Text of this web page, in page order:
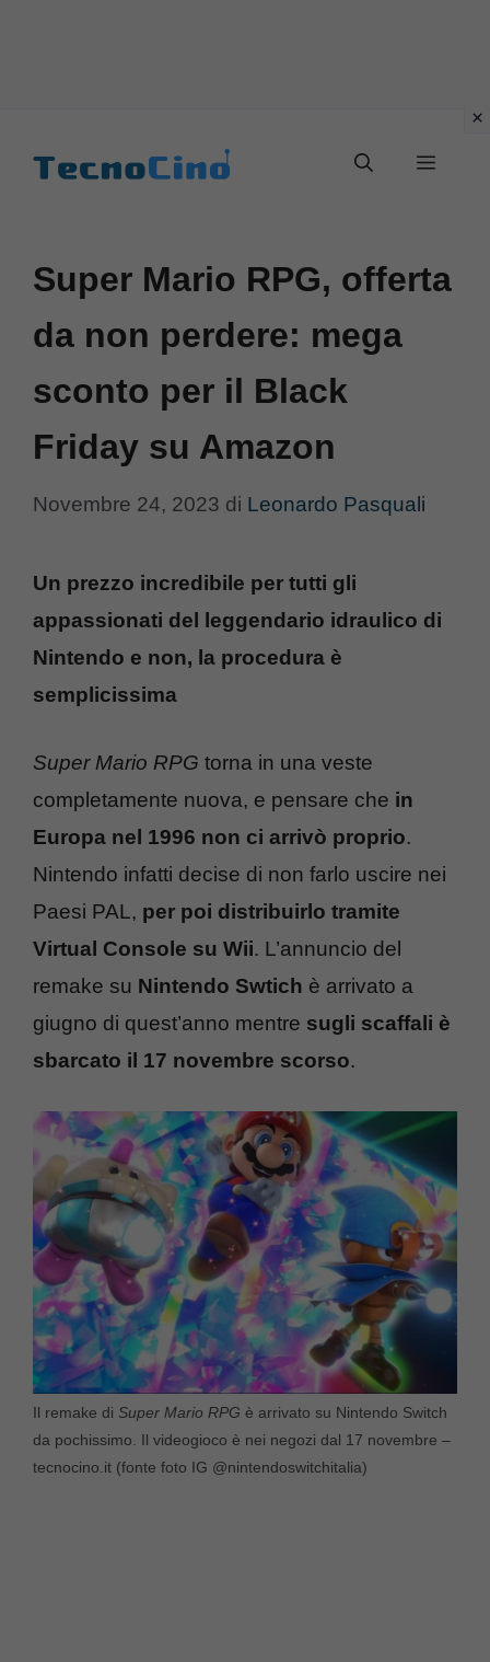
Menu
Super Mario RPG, offerta
da non perdere: mega
sconto per il Black
Friday su Amazon
Novembre 24, 2023 di Leonardo Pasquali
Un prezzo incredibile per tutti gli
appassionati del leggendario idraulico di
Nintendo e non, la procedura è
semplicissima
Super Mario RPG torna in una veste
completamente nuova, e pensare che in
Europa nel 1996 non ci arrivò proprio.
Nintendo infatti decise di non farlo uscire nei
Paesi PAL, per poi distribuirlo tramite
Virtual Console su Wii. L’annuncio del
remake su Nintendo Swtich è arrivato a
giugno di quest’anno mentre sugli scaffali è
sbarcato il 17 novembre scorso.
Il remake di Super Mario RPG è arrivato su Nintendo Switch
da pochissimo. Il videogioco è nei negozi dal 17 novembre –
tecnocino.it (fonte foto IG @nintendoswitchitalia)